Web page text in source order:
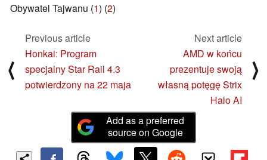
Obywatel Tajwanu (1) (2)
⟨
Previous article
Honkai: Program
specjalny Star Rail 4.3
potwierdzony na 22 maja
Next article
AMD w końcu
prezentuje swoją
własną potęgę Strix
Halo AI
⟩
Add as a preferred
source on Google